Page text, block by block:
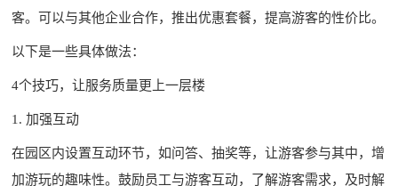
客。可以与其他企业合作，推出优惠套餐，提高游客的性价比。
以下是一些具体做法：
4个技巧，让服务质量更上一层楼
1. 加强互动
在园区内设置互动环节，如问答、抽奖等，让游客参与其中，增
加游玩的趣味性。鼓励员工与游客互动，了解游客需求，及时解